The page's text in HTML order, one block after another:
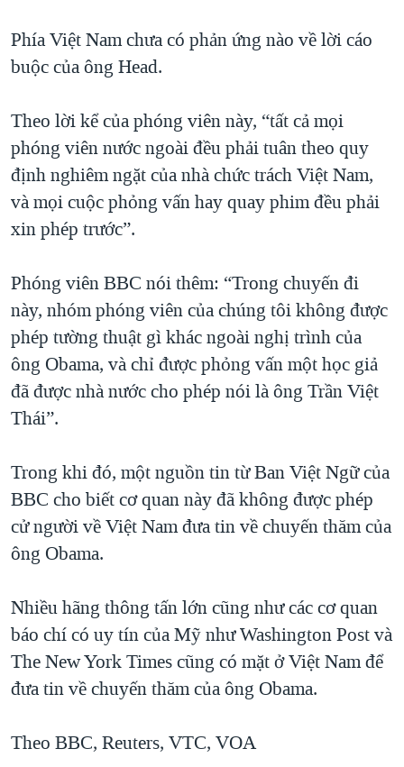
Phía Việt Nam chưa có phản ứng nào về lời cáo
buộc của ông Head.
Theo lời kể của phóng viên này, “tất cả mọi
phóng viên nước ngoài đều phải tuân theo quy
định nghiêm ngặt của nhà chức trách Việt Nam,
và mọi cuộc phỏng vấn hay quay phim đều phải
xin phép trước”.
Phóng viên BBC nói thêm: “Trong chuyến đi
này, nhóm phóng viên của chúng tôi không được
phép tường thuật gì khác ngoài nghị trình của
ông Obama, và chỉ được phỏng vấn một học giả
đã được nhà nước cho phép nói là ông Trần Việt
Thái”.
Trong khi đó, một nguồn tin từ Ban Việt Ngữ của
BBC cho biết cơ quan này đã không được phép
cử người về Việt Nam đưa tin về chuyến thăm của
ông Obama.
Nhiều hãng thông tấn lớn cũng như các cơ quan
báo chí có uy tín của Mỹ như Washington Post và
The New York Times cũng có mặt ở Việt Nam để
đưa tin về chuyến thăm của ông Obama.
Theo BBC, Reuters, VTC, VOA